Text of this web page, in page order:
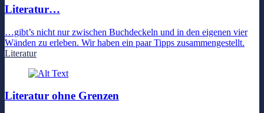
Literatur…
…gibt’s nicht nur zwischen Buchdeckeln und in den eigenen vier
Wänden zu erleben. Wir haben ein paar Tipps zusammengestellt.
Literatur
Literatur ohne Grenzen